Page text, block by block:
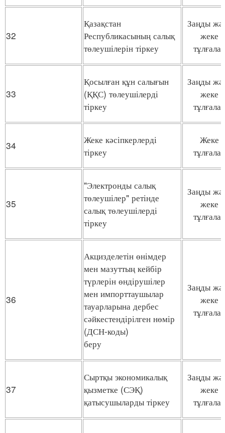
32
Қазақстан
Республикасының салық
төлеушілерін тіркеу
Заңды
жеке
тұлғалар
33
Қосылған құн салығын
(ҚҚС) төлеушілерді
тіркеу
Заңды
жеке
тұлғалар
34
Жеке кәсіпкерлерді
тіркеу
Жеке
тұлғалар
35
"Электронды салық
төлеушілер" ретінде
салық төлеушілерді
тіркеу
Заңды
жеке
тұлғалар
36
Акцизделетін өнімдер
мен мазуттың кейбір
түрлерін өндірушілер
мен импорттаушылар
тауарларына дербес
сәйкестендірілген нөмір
(ДСН-коды)
беру
Заңды
жеке
тұлғалар
37
Сыртқы экономикалық
қызметке (СЭҚ)
қатысушыларды тіркеу
Заңды
жеке
тұлғалар